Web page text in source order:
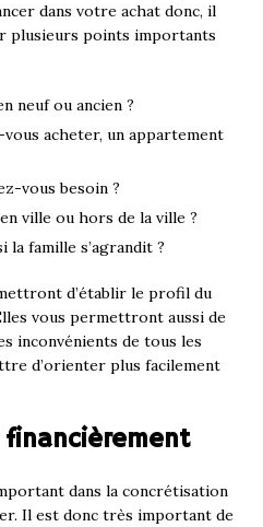
dans votre achat donc, il
plusieurs points importants
neuf ou ancien ?
acheter, un appartement
vous besoin ?
ville ou hors de la ville ?
famille s’agrandit ?
d’établir le profil du
vous permettront aussi de
inconvénients de tous les
d’orienter plus facilement
dans la concrétisation
Il est donc très important de